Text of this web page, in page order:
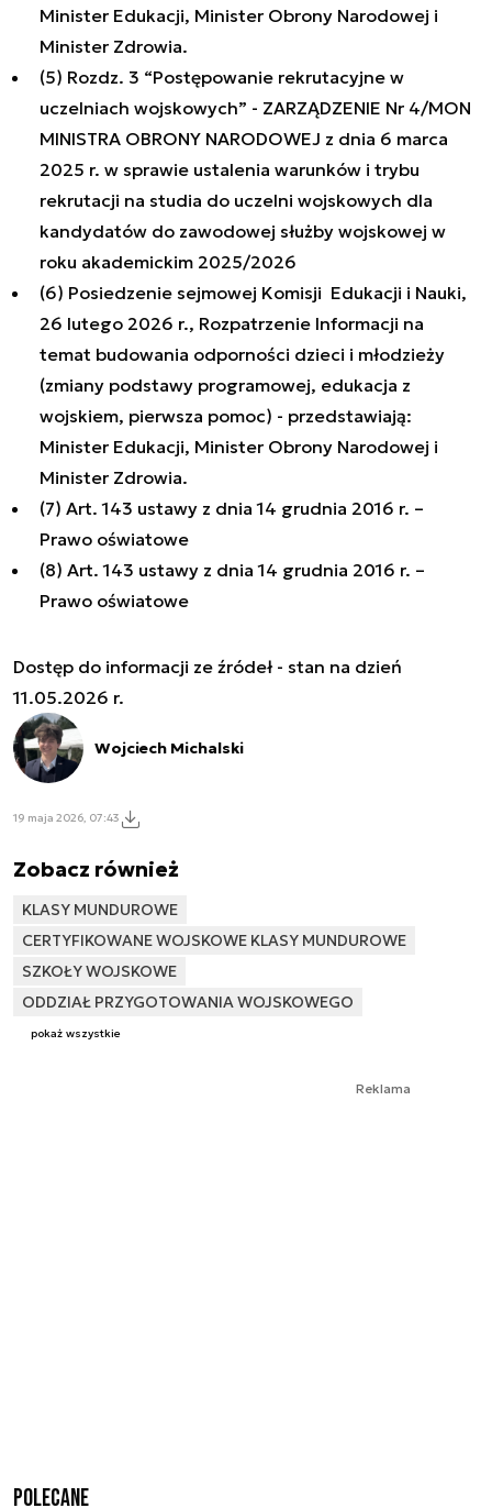
Minister Edukacji, Minister Obrony Narodowej i
Minister Zdrowia.
(5) Rozdz. 3 “Postępowanie rekrutacyjne w
uczelniach wojskowych” - ZARZĄDZENIE Nr 4/MON
MINISTRA OBRONY NARODOWEJ z dnia 6 marca
2025 r. w sprawie ustalenia warunków i trybu
rekrutacji na studia do uczelni wojskowych dla
kandydatów do zawodowej służby wojskowej w
roku akademickim 2025/2026
(6) Posiedzenie sejmowej Komisji Edukacji i Nauki,
26 lutego 2026 r., Rozpatrzenie Informacji na
temat budowania odporności dzieci i młodzieży
(zmiany podstawy programowej, edukacja z
wojskiem, pierwsza pomoc) - przedstawiają:
Minister Edukacji, Minister Obrony Narodowej i
Minister Zdrowia.
(7) Art. 143 ustawy z dnia 14 grudnia 2016 r. –
Prawo oświatowe
(8) Art. 143 ustawy z dnia 14 grudnia 2016 r. –
Prawo oświatowe
Dostęp do informacji ze źródeł - stan na dzień
11.05.2026 r.
Wojciech Michalski
19 maja 2026, 07:43
Zobacz również
KLASY MUNDUROWE
CERTYFIKOWANE WOJSKOWE KLASY MUNDUROWE
SZKOŁY WOJSKOWE
ODDZIAŁ PRZYGOTOWANIA WOJSKOWEGO
pokaż wszystkie
Reklama
Polecane